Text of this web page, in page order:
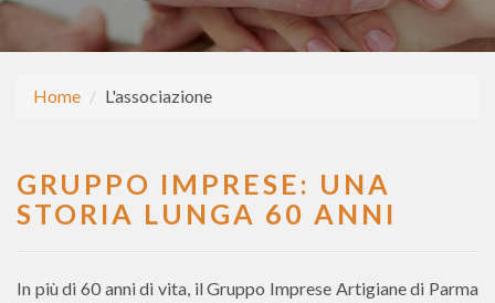
Home L'associazione
GRUPPO IMPRESE: UNA
STORIA LUNGA 60 ANNI
In più di 60 anni di vita, il Gruppo Imprese Artigiane di Parma